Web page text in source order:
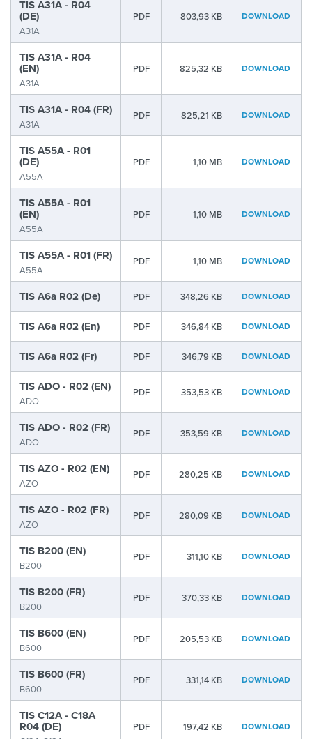
TIS A31A - R04
(DE)
A31A
PDF 803,93 KB DOWNLOAD
TIS A31A - R04
(EN)
A31A
PDF 825,32 KB DOWNLOAD
TIS A31A - R04 (FR)
A31A
PDF 825,21 KB DOWNLOAD
TIS A55A - R01
(DE)
A55A
PDF 1,10 MB DOWNLOAD
TIS A55A - R01
(EN)
A55A
PDF 1,10 MB DOWNLOAD
TIS A55A - R01 (FR)
A55A
PDF 1,10 MB DOWNLOAD
TIS A6a R02 (De) PDF 348,26 KB DOWNLOAD
TIS A6a R02 (En) PDF 346,84 KB DOWNLOAD
TIS A6a R02 (Fr) PDF 346,79 KB DOWNLOAD
TIS ADO - R02 (EN)
ADO
PDF 353,53 KB DOWNLOAD
TIS ADO - R02 (FR)
ADO
PDF 353,59 KB DOWNLOAD
TIS AZO - R02 (EN)
AZO
PDF 280,25 KB DOWNLOAD
TIS AZO - R02 (FR)
AZO
PDF 280,09 KB DOWNLOAD
TIS B200 (EN)
B200
PDF 311,10 KB DOWNLOAD
TIS B200 (FR)
B200
PDF 370,33 KB DOWNLOAD
TIS B600 (EN)
B600
PDF 205,53 KB DOWNLOAD
TIS B600 (FR)
B600
PDF 331,14 KB DOWNLOAD
TIS C12A - C18A
R04 (DE) PDF 197,42 KB DOWNLOAD